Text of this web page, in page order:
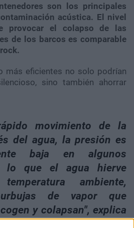
son los principales
acústica. El nivel
provocar el colapso de las
de los barcos es comparable
más eficientes no solo podrían
sino también ahorrar
movimiento de la
del agua, la presión es
baja en algunos
lo que el agua hierve
ambiente,
de vapor que
y colapsan", explica